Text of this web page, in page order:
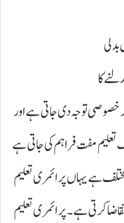
کا
خصوصی توجہ دی جاتی ہے اور
میں 10یا 12گریڈ تک تعلیم مفت فراہم کی جاتی ہے
ہے یہاں پرائمری تعلیم
کرتی ہے۔ پرائمری تعلیم